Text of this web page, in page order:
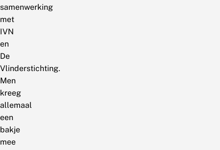
samenwerking
met
IVN
en
De
Vlinderstichting.
Men
kreeg
allemaal
een
bakje
mee